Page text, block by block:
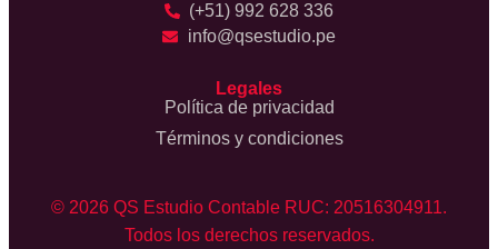
(+51) 992 628 336
info@qsestudio.pe
Legales
Política de privacidad
Términos y condiciones
© 2026 QS Estudio Contable RUC: 20516304911.
Todos los derechos reservados.